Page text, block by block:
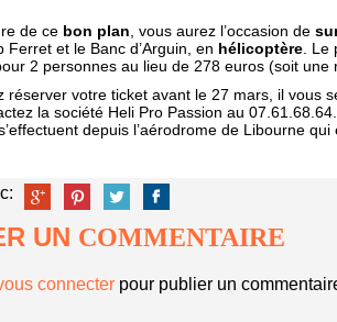
de ce bon plan , vous aurez l’occasion de
Ferret et le Banc d’Arguin, en hélicoptère .
2 personnes au lieu de 278 euros (soit une
réserver votre ticket avant le 27 mars, il vous
la société Heli Pro Passion au
depuis l’aérodrome de Libourne
UN COMMENTAIRE
connecter pour publier un